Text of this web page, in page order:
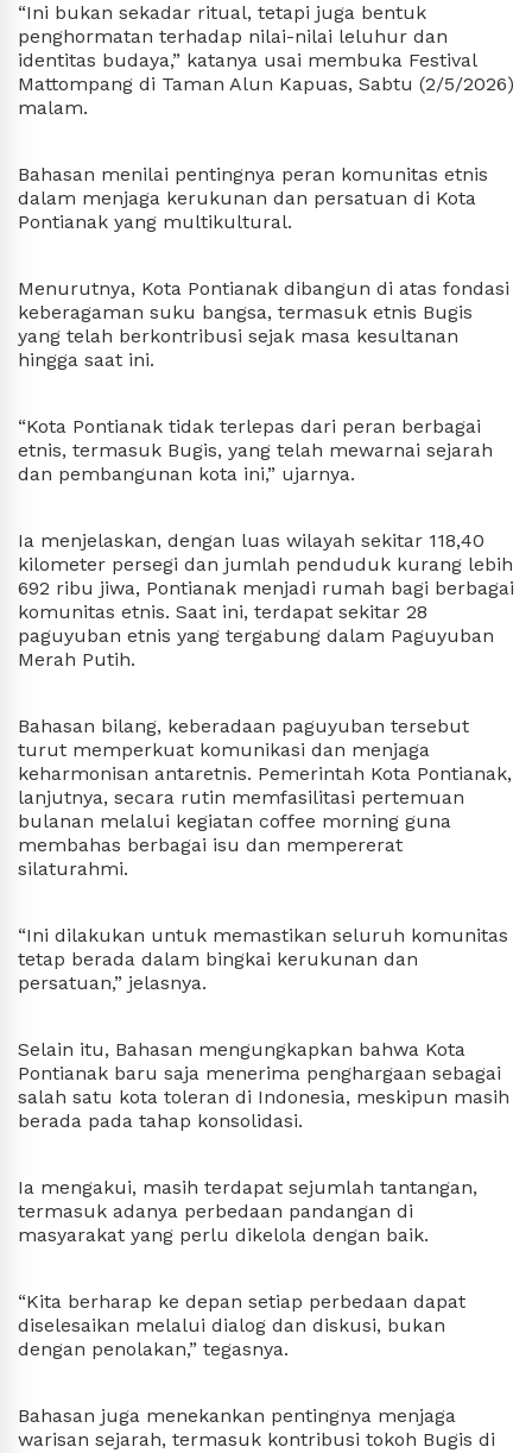
“Ini bukan sekadar ritual, tetapi juga bentuk
penghormatan terhadap nilai-nilai leluhur dan
identitas budaya,” katanya usai membuka Festival
Mattompang di Taman Alun Kapuas, Sabtu (2/5/2026)
malam.
Bahasan menilai pentingnya peran komunitas etnis
dalam menjaga kerukunan dan persatuan di Kota
Pontianak yang multikultural.
Menurutnya, Kota Pontianak dibangun di atas fondasi
keberagaman suku bangsa, termasuk etnis Bugis
yang telah berkontribusi sejak masa kesultanan
hingga saat ini.
“Kota Pontianak tidak terlepas dari peran berbagai
etnis, termasuk Bugis, yang telah mewarnai sejarah
dan pembangunan kota ini,” ujarnya.
Ia menjelaskan, dengan luas wilayah sekitar 118,40
kilometer persegi dan jumlah penduduk kurang lebih
692 ribu jiwa, Pontianak menjadi rumah bagi berbagai
komunitas etnis. Saat ini, terdapat sekitar 28
paguyuban etnis yang tergabung dalam Paguyuban
Merah Putih.
Bahasan bilang, keberadaan paguyuban tersebut
turut memperkuat komunikasi dan menjaga
keharmonisan antaretnis. Pemerintah Kota Pontianak,
lanjutnya, secara rutin memfasilitasi pertemuan
bulanan melalui kegiatan coffee morning guna
membahas berbagai isu dan mempererat
silaturahmi.
“Ini dilakukan untuk memastikan seluruh komunitas
tetap berada dalam bingkai kerukunan dan
persatuan,” jelasnya.
Selain itu, Bahasan mengungkapkan bahwa Kota
Pontianak baru saja menerima penghargaan sebagai
salah satu kota toleran di Indonesia, meskipun masih
berada pada tahap konsolidasi.
Ia mengakui, masih terdapat sejumlah tantangan,
termasuk adanya perbedaan pandangan di
masyarakat yang perlu dikelola dengan baik.
“Kita berharap ke depan setiap perbedaan dapat
diselesaikan melalui dialog dan diskusi, bukan
dengan penolakan,” tegasnya.
Bahasan juga menekankan pentingnya menjaga
warisan sejarah, termasuk kontribusi tokoh Bugis di